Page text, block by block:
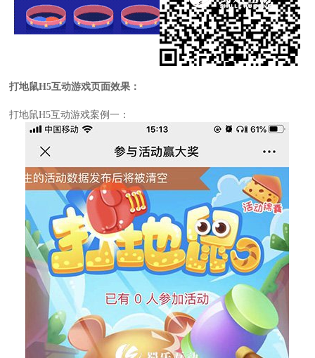
打地鼠H5互动游戏页面效果：
打地鼠H5互动游戏案例一：